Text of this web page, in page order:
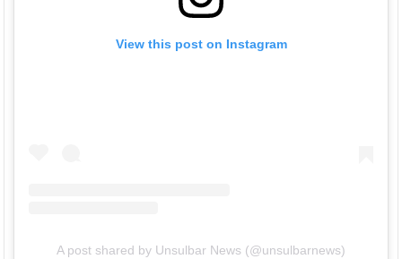
View this post on Instagram
A post shared by Unsulbar News (@unsulbarnews)